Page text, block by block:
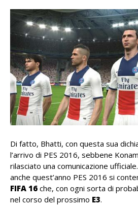
Di fatto, Bhatti, con questa sua
l’arrivo di PES 2016, sebbene
rilasciato una comunicazione
anche quest’anno PES 2016 si
FIFA 16 che, con ogni sorta di
nel corso del prossimo E3.